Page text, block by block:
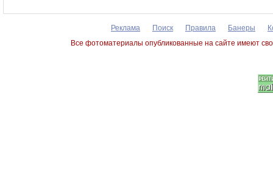
Реклама Поиск Правила Банеры
Все фотоматериалы опубликованные на сайте имеют